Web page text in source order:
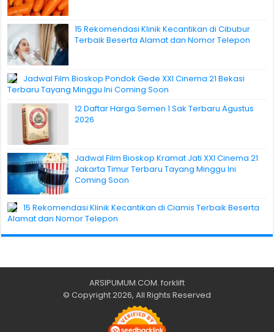
15 Rekomendasi Klinik Kecantikan di Cibubur
Terbaik Beserta Alamat dan Nomor Telepon
Jadwal Film Bioskop Pondok Gede XXI Cinema 21 Bekasi
Terbaru Tayang Minggu Ini Coming Soon
12 Daftar Harga Semen 1 Sak Terbaru Agustus
2026
Jadwal Film Bioskop Kramat Jati XXI Cinema 21
Jakarta Timur Terbaru Tayang Minggu Ini
Coming Soon
15 Rekomendasi Klinik Kecantikan di Ciamis Terbaik Beserta
Alamat dan Nomor Telepon
ARSIPUMUM.COM. forklift
© Copyright 2026, All Rights Reserved